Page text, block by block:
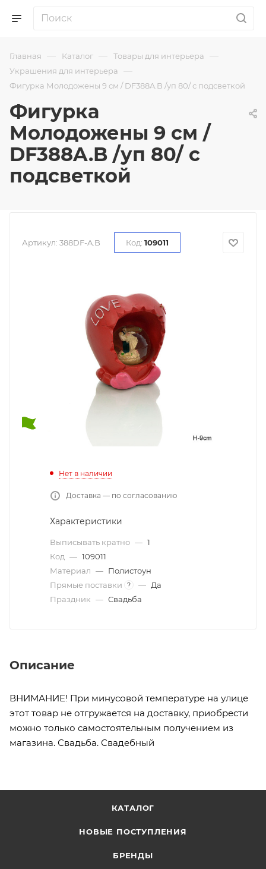
Главная — Каталог — Товары для интерьера —
Украшения для интерьера —
Фигурка Молодожены 9 см / DF388A.B /уп 80/ с подсветкой
Фигурка
Молодожены 9 см /
DF388A.B /уп 80/ с
подсветкой
Артикул: 388DF-A.B Код: 109011
Нет в наличии
Доставка — по согласованию
Характеристики
Выписывать кратно — 1
Код — 109011
Материал — Полистоун
Прямые поставки
? — Да
Праздник — Свадьба
Описание
ВНИМАНИЕ! При минусовой температуре на улице
этот товар не отгружается на доставку, приобрести
можно только самостоятельным получением из
магазина. Свадьба. Свадебный
КАТАЛОГ
НОВЫЕ ПОСТУПЛЕНИЯ
БРЕНДЫ